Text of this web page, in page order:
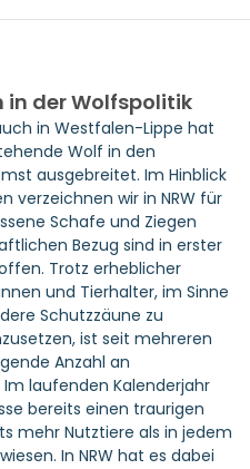
in der Wolfspolitik
in Westfalen-Lippe hat
Wolf in den
ausgebreitet. Im Hinblick
verzeichnen wir in NRW für
Schafe und Ziegen
Bezug sind in erster
Trotz erheblicher
und Tierhalter, im Sinne
Schutzzäune zu
ist seit mehreren
Anzahl an
laufenden Kalenderjahr
bereits einen traurigen
mehr Nutztiere als in jedem
In NRW hat es dabei